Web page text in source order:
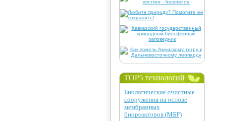
TOP5 технологий
Биологические очистные
сооружения на основе
мембранных
биореакторов (МБР)